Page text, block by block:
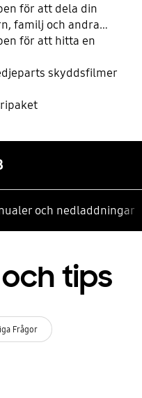
för att dela din
familj och andra
för att hitta en
skyddsfilmer
och nedladdningar
tips
Frågor